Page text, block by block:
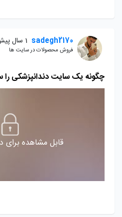
sadegh2170 1 سال پیش
فروش محصولات در سایت ها
چگونه یک سایت دندانپزشکی را
قابل مشاهده برای